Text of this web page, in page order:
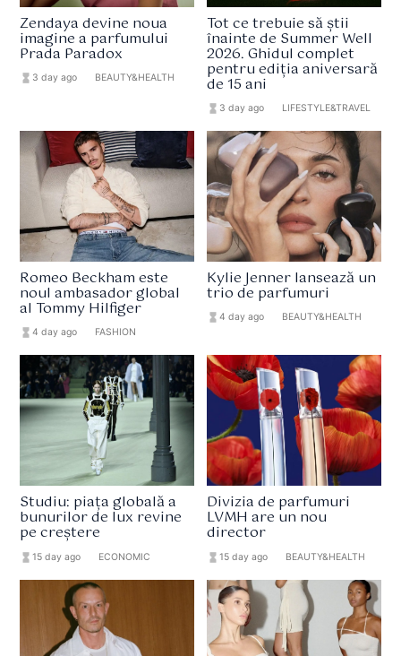
Zendaya devine noua
imagine a parfumului
Prada Paradox
hourglass_full 3 day ago BEAUTY&HEALTH
Tot ce trebuie să știi
înainte de Summer Well
2026. Ghidul complet
pentru ediția aniversară
de 15 ani
hourglass_full 3 day ago LIFESTYLE&TRAVEL
Romeo Beckham este
noul ambasador global
al Tommy Hilfiger
hourglass_full4 day ago FASHION
Kylie Jenner lansează un
trio de parfumuri
hourglass_full 4 day ago BEAUTY&HEALTH
Studiu: piața globală a
bunurilor de lux revine
pe creștere
hourglass_full15 day ago ECONOMIC
Divizia de parfumuri
LVMH are un nou
director
hourglass_full 15 day ago BEAUTY&HEALTH